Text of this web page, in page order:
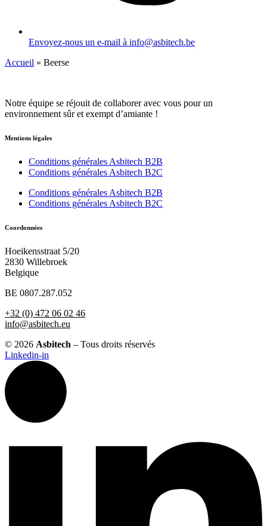
Envoyez-nous un e-mail à info@asbitech.be
Accueil » Beerse
Notre équipe se réjouit de collaborer avec vous pour un
environnement sûr et exempt d’amiante !
Mentions légales
Conditions générales Asbitech B2B
Conditions générales Asbitech B2C
Conditions générales Asbitech B2B
Conditions générales Asbitech B2C
Coordonnées
Hoeikensstraat 5/20
2830 Willebroek
Belgique
BE 0807.287.052
+32 (0) 472 06 02 46
info@asbitech.eu
© 2026 Asbitech – Tous droits réservés
Linkedin-in